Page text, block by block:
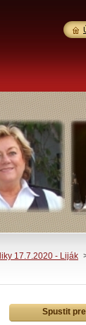
17.7.2020 - Liják
Spustit